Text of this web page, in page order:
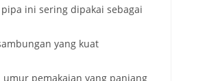
ini sering dipakai sebagai
yang kuat
pemakaian yang panjang